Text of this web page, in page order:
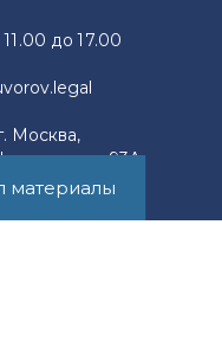
материалы
до 17.00
Москва,
д. 93А,